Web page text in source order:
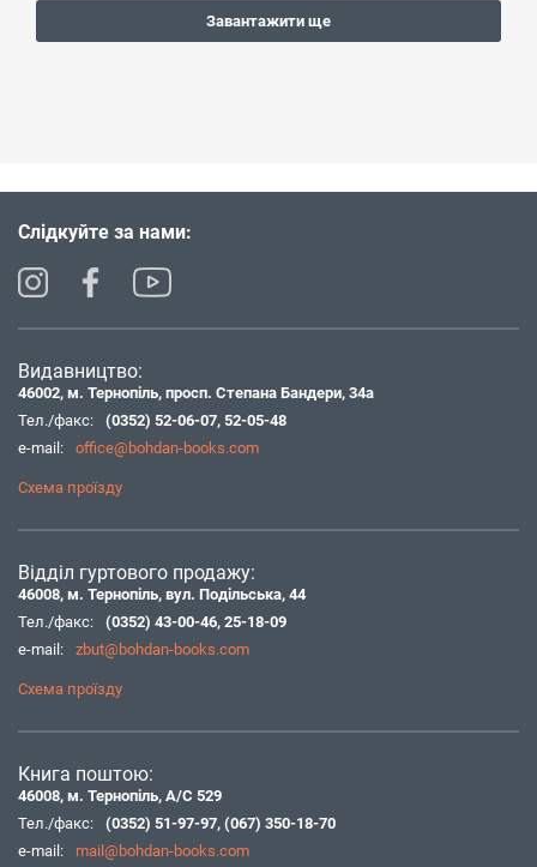
Завантажити ще
Слідкуйте за нами:
Видавництво:
46002, м. Тернопіль, просп. Степана Бандери, 34а
Тел./факс:
(0352) 52-06-07, 52-05-48
e-mail:
office@bohdan-books.com
Схема проїзду
Відділ гуртового продажу:
46008, м. Тернопіль, вул. Подільська, 44
Тел./факс:
(0352) 43-00-46, 25-18-09
e-mail:
zbut@bohdan-books.com
Схема проїзду
Книга поштою:
46008, м. Тернопіль, А/С 529
Тел./факс:
(0352) 51-97-97, (067) 350-18-70
e-mail:
mail@bohdan-books.com